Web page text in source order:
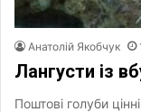
Анатолій Якобчук
Лангусти із
Поштові голуби